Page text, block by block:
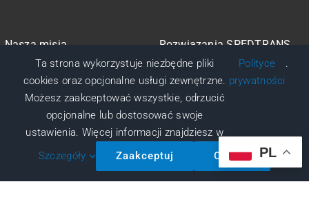
Nasza misja
Nasza historia
Polityka prywatności
Zdalne wsparcie
Rozwiązania SPEDTRANS
Usługi Maciosoft
Kariera
PL
Ta strona wykorzystuje niezbędne pliki
cookies oraz opcjonalne usługi zewnętrzne.
Możesz zaakceptować wszystkie, odrzucić
opcjonalne lub dostosować swoje
ustawienia. Więcej informacji znajdziesz w
Polityce
prywatności
.
Szczegóły Zaakceptuj Odrzuć